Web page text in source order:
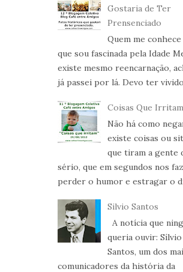
Gostaria de Ter
Prensenciado
Quem me conhece
que sou fascinada pela Idade
existe mesmo reencarnação,
já passei por lá. Devo ter
Coisas Que Irritam
Não há como
existe coisas ou
que tiram a gente
sério, que em segundos nos faz
perder o humor e estragar o
Silvio Santos
A notícia que
queria ouvir: Sílvio
Santos, um dos
comunicadores da história da